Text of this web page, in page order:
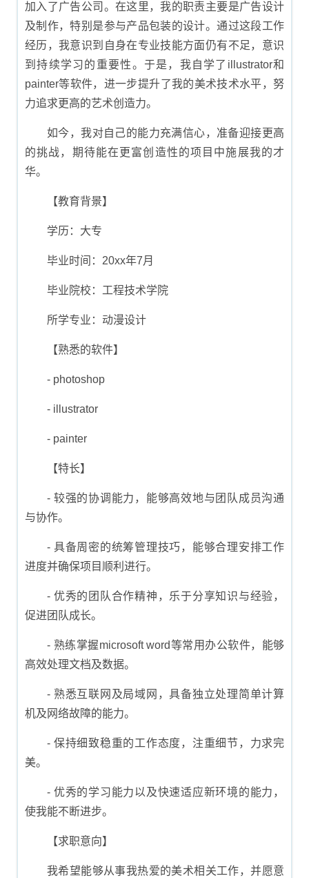
加入了广告公司。在这里，我的职责主要是广告设计
及制作，特别是参与产品包装的设计。通过这段工作
经历，我意识到自身在专业技能方面仍有不足，意识
到持续学习的重要性。于是，我自学了illustrator和
painter等软件，进一步提升了我的美术技术水平，努
力追求更高的艺术创造力。
如今，我对自己的能力充满信心，准备迎接更高
的挑战，期待能在更富创造性的项目中施展我的才
华。
【教育背景】
学历：大专
毕业时间：20xx年7月
毕业院校：工程技术学院
所学专业：动漫设计
【熟悉的软件】
- photoshop
- illustrator
- painter
【特长】
- 较强的协调能力，能够高效地与团队成员沟通
与协作。
- 具备周密的统筹管理技巧，能够合理安排工作
进度并确保项目顺利进行。
- 优秀的团队合作精神，乐于分享知识与经验，
促进团队成长。
- 熟练掌握microsoft word等常用办公软件，能够
高效处理文档及数据。
- 熟悉互联网及局域网，具备独立处理简单计算
机及网络故障的能力。
- 保持细致稳重的工作态度，注重细节，力求完
美。
- 优秀的学习能力以及快速适应新环境的能力，
使我能不断进步。
【求职意向】
我希望能够从事我热爱的美术相关工作，并愿意